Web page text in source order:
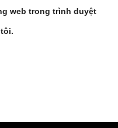
web trong trình duyệt